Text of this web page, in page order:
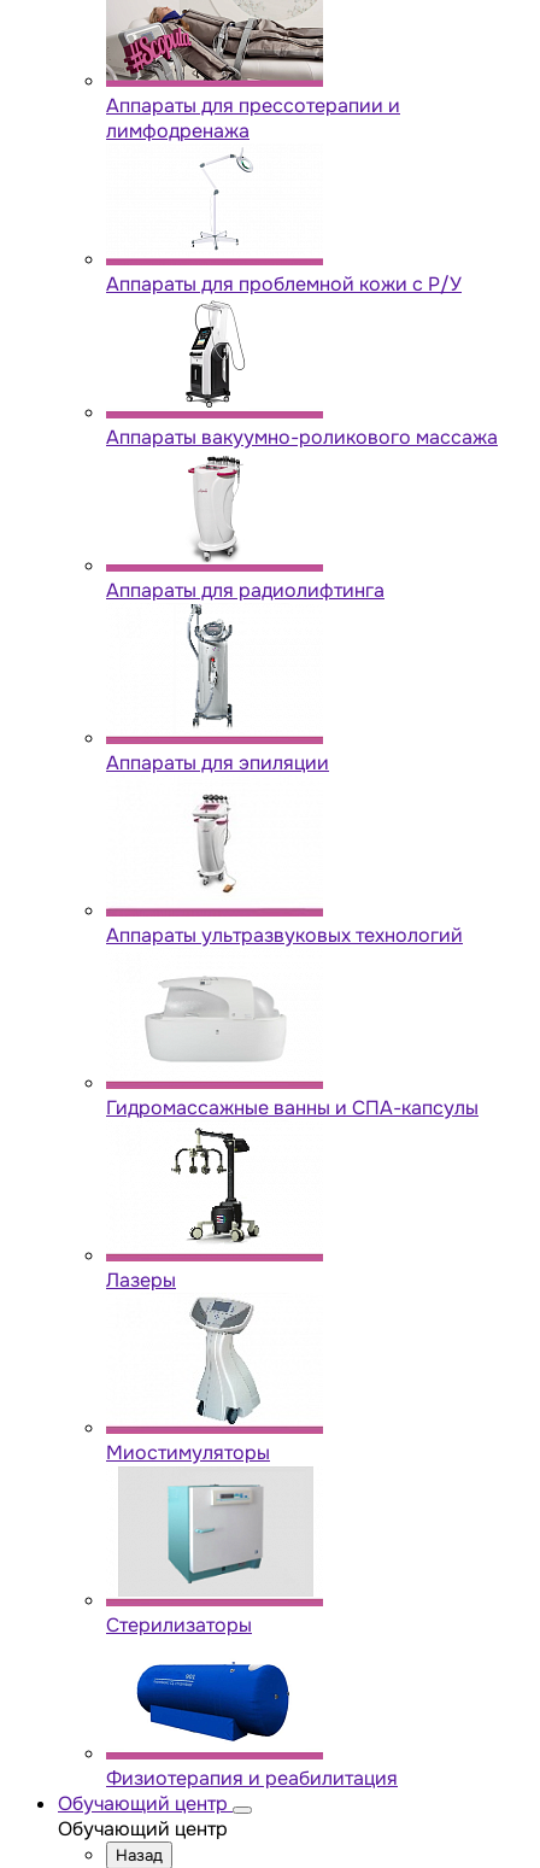
Аппараты для прессотерапии и
лимфодренажа
Аппараты для проблемной кожи с Р/У
Аппараты вакуумно-роликового массажа
Аппараты для радиолифтинга
Аппараты для эпиляции
Аппараты ультразвуковых технологий
Гидромассажные ванны и СПА-капсулы
Лазеры
Миостимуляторы
Стерилизаторы
Физиотерапия и реабилитация
Обучающий центр
Обучающий центр
Назад